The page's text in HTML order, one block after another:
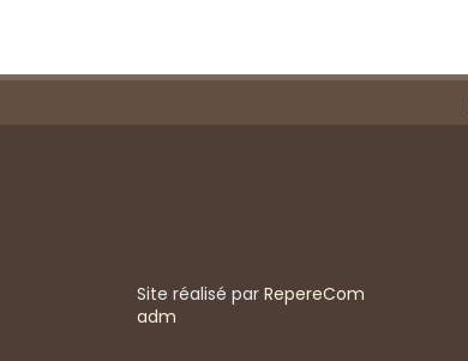
Site réalisé par RepereCom
adm